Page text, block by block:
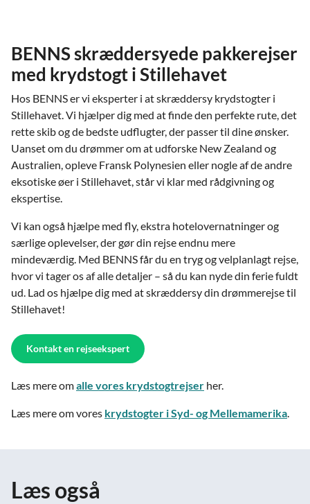
BENNS skræddersyede pakkerejser
med krydstogt i Stillehavet
Hos BENNS er vi eksperter i at skræddersy krydstogter i
Stillehavet. Vi hjælper dig med at finde den perfekte rute, det
rette skib og de bedste udflugter, der passer til dine ønsker.
Uanset om du drømmer om at udforske New Zealand og
Australien, opleve Fransk Polynesien eller nogle af de andre
eksotiske øer i Stillehavet, står vi klar med rådgivning og
ekspertise.
Vi kan også hjælpe med fly, ekstra hotelovernatninger og
særlige oplevelser, der gør din rejse endnu mere
mindeværdig. Med BENNS får du en tryg og velplanlagt rejse,
hvor vi tager os af alle detaljer – så du kan nyde din ferie fuldt
ud. Lad os hjælpe dig med at skræddersy din drømmerejse til
Stillehavet!
Kontakt en rejseekspert
Læs mere omalle vores krydstogtrejser her.
Læs mere om vores krydstogter i Syd- og Mellemamerika
Læs også